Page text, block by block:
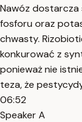
Nawóz dostarcza
fosforu oraz
chwasty.
konkurować z
ponieważ nie
teza, że
06:52
Speaker A